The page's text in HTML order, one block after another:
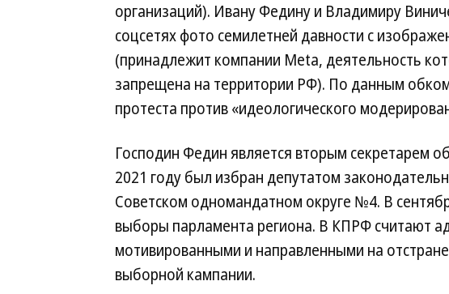
организаций). Ивану Федину и Владимиру
соцсетях фото семилетней давности с
(принадлежит компании Meta, деятельность
запрещена на территории РФ). По данным
протеста против «идеологического
Господин Федин является вторым секретарем
2021 году был избран депутатом
Советском одномандатном округе №4. В
выборы парламента региона. В КПРФ считают
мотивированными и направленными на
выборной кампании.